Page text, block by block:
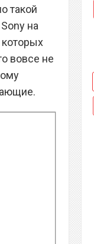
такой
на
которых
вовсе не